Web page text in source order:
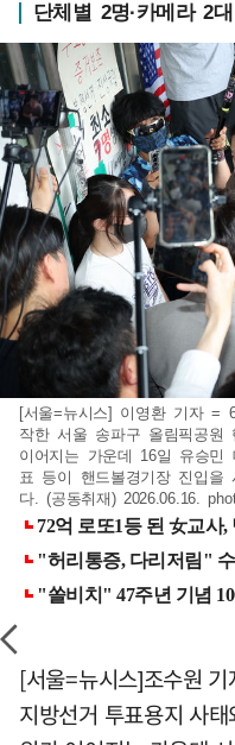
단체별 2명·카메라 2
[서울=뉴시스] 이영환 기자 =
작한 서울 송파구 올림픽공원
이어지는 가운데 16일 유승민
표 등이 핸드볼경기장 진입을
다. (공동취재) 2026.06.16.
[서울=뉴시스]조수원
지방선거 투표용지 사